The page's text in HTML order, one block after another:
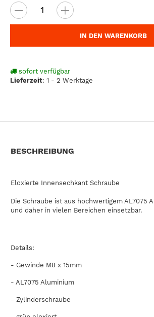
IN DEN WARENKORB
sofort verfügbar
Lieferzeit: 1 - 2 Werktage
BESCHREIBUNG
Eloxierte Innensechkant Schraube
Die Schraube ist aus hochwertigem AL7075
und daher in vielen Bereichen einsetzbar.
Details:
- Gewinde M8 x 15mm
- AL7075 Aluminium
- Zylinderschraube